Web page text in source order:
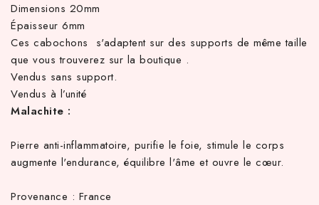
d'achat hors frais de port en France métropolitaine ! À
Dimensions 20mm
Épaisseur 6mm
Ces cabochons s'adaptent sur des supports de même taille
que vous trouverez sur la boutique .
Vendus sans support.
Vendus à l’unité
Malachite :
Pierre anti-inflammatoire, purifie le foie, stimule le corps
augmente l'endurance, équilibre l'âme et ouvre le cœur.
Provenance : France